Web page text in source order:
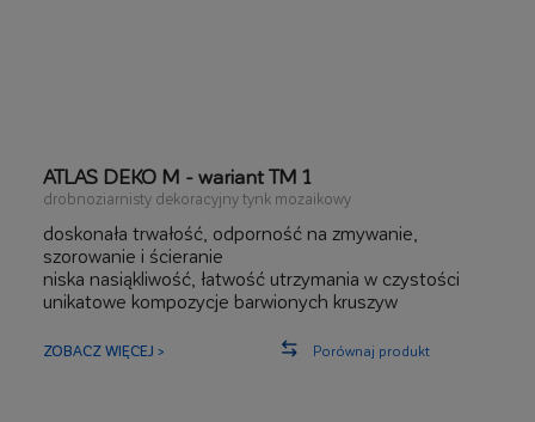
ATLAS DEKO M - wariant TM 1
drobnoziarnisty dekoracyjny tynk mozaikowy
doskonała trwałość, odporność na zmywanie,
szorowanie i ścieranie
niska nasiąkliwość, łatwość utrzymania w czystości
unikatowe kompozycje barwionych kruszyw
szeroki zakres zastosowań zewnętrznych i
ZOBACZ WIĘCEJ > Porównaj produkt